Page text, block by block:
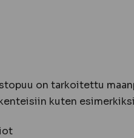
on tarkoitettu
kuten